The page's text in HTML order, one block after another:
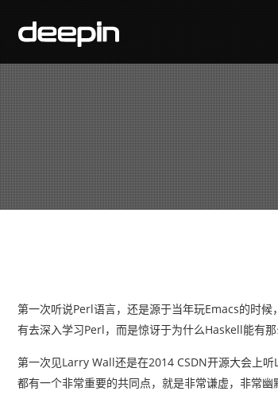
第一次听说Perl语言，还是源于当年玩Emacs的时
有去深入学习Perl，而是惊讶于为什么Haskell能有
第一次见Larry Wall还是在2014 CSDN开源大会上
都有一个非常重要的共同点，就是非常谦虚，非常